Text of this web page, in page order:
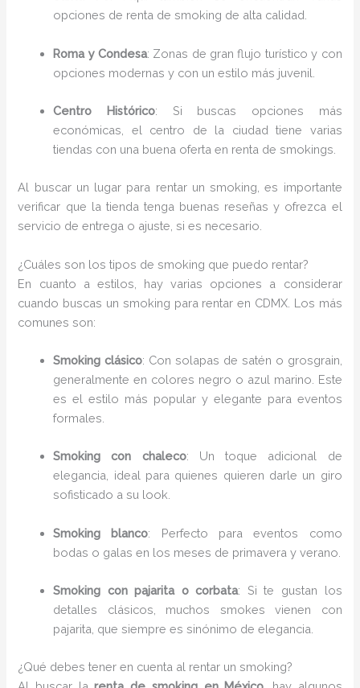
opciones de renta de smoking de alta calidad.
Roma y Condesa: Zonas de gran flujo turístico y con
opciones modernas y con un estilo más juvenil.
Centro Histórico: Si buscas opciones más
económicas, el centro de la ciudad tiene varias
tiendas con una buena oferta en renta de smokings.
Al buscar un lugar para rentar un smoking, es importante
verificar que la tienda tenga buenas reseñas y ofrezca el
servicio de entrega o ajuste, si es necesario.
¿Cuáles son los tipos de smoking que puedo rentar?
En cuanto a estilos, hay varias opciones a considerar
cuando buscas un smoking para rentar en CDMX. Los más
comunes son:
Smoking clásico: Con solapas de satén o grosgrain,
generalmente en colores negro o azul marino. Este
es el estilo más popular y elegante para eventos
formales.
Smoking con chaleco: Un toque adicional de
elegancia, ideal para quienes quieren darle un giro
sofisticado a su look.
Smoking blanco: Perfecto para eventos como
bodas o galas en los meses de primavera y verano.
Smoking con pajarita o corbata: Si te gustan los
detalles clásicos, muchos smokes vienen con
pajarita, que siempre es sinónimo de elegancia.
¿Qué debes tener en cuenta al rentar un smoking?